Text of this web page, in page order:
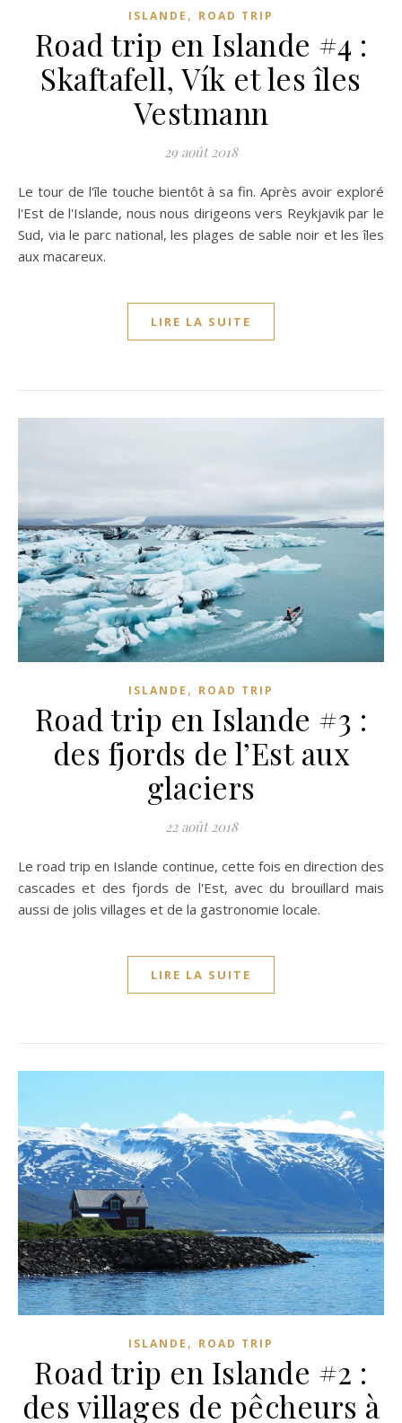
ISLANDE , ROAD TRIP
Road trip en Islande #4 :
Skaftafell, Vík et les îles
Vestmann
29 août 2018
Le tour de l'île touche bientôt à sa fin. Après avoir exploré
l'Est de l'Islande, nous nous dirigeons vers Reykjavik par le
Sud, via le parc national, les plages de sable noir et les îles
aux macareux.
LIRE LA SUITE
ISLANDE , ROAD TRIP
Road trip en Islande #3 :
des fjords de l’Est aux
glaciers
22 août 2018
Le road trip en Islande continue, cette fois en direction des
cascades et des fjords de l'Est, avec du brouillard mais
aussi de jolis villages et de la gastronomie locale.
LIRE LA SUITE
ISLANDE , ROAD TRIP
Road trip en Islande #2 :
des villages de pêcheurs à